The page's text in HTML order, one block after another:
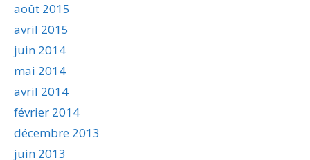
août 2015
avril 2015
juin 2014
mai 2014
avril 2014
février 2014
décembre 2013
juin 2013